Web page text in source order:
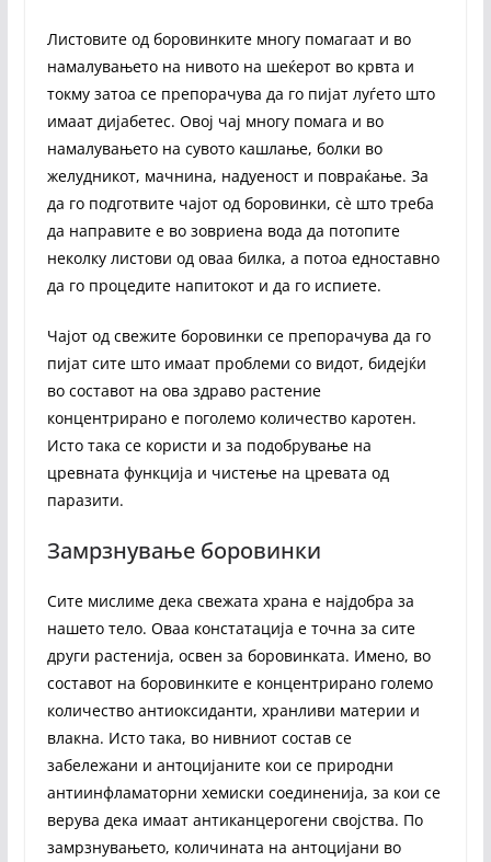
Листовите од боровинките многу помагаат и во
намалувањето на нивото на шеќерот во крвта и
токму затоа се препорачува да го пијат луѓето што
имаат дијабетес. Овој чај многу помага и во
намалувањето на сувото кашлање, болки во
желудникот, мачнина, надуеност и повраќање. За
да го подготвите чајот од боровинки, сѐ што треба
да направите е во зовриена вода да потопите
неколку листови од оваа билка, а потоа едноставно
да го процедите напитокот и да го испиете.
Чајот од свежите боровинки се препорачува да го
пијат сите што имаат проблеми со видот, бидејќи
во составот на ова здраво растение
концентрирано е поголемо количество каротен.
Исто така се користи и за подобрување на
цревната функција и чистење на цревата од
паразити.
Замрзнување боровинки
Сите мислиме дека свежата храна е најдобра за
нашето тело. Оваа констатација е точна за сите
други растенија, освен за боровинката. Имено, во
составот на боровинките е концентрирано големо
количество антиоксиданти, хранливи материи и
влакна. Исто така, во нивниот состав се
забележани и антоцијаните кои се природни
антиинфламаторни хемиски соединенија, за кои се
верува дека имаат антиканцерогени својства. По
замрзнувањето, количината на антоцијани во